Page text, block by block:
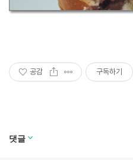
공감 구독하기
댓글